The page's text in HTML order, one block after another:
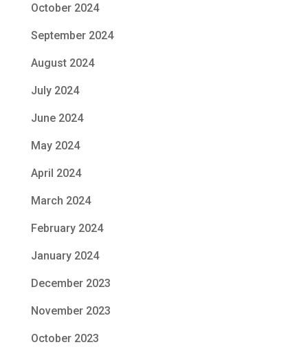
October 2024
September 2024
August 2024
July 2024
June 2024
May 2024
April 2024
March 2024
February 2024
January 2024
December 2023
November 2023
October 2023